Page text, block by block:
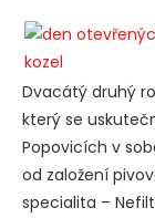
Dvacátý druhý
který se
Popovicích v
od založení
specialita –